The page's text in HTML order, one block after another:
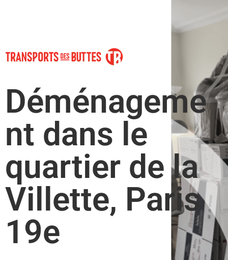
Déménageme
nt dans le
quartier de la
Villette, Paris
19e​